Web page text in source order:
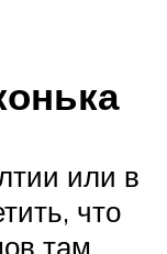
или в
что
там